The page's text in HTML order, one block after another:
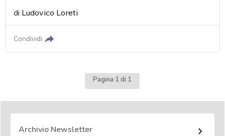
di Ludovico Loreti
Condividi
Pagina 1 di 1
Archivio Newsletter